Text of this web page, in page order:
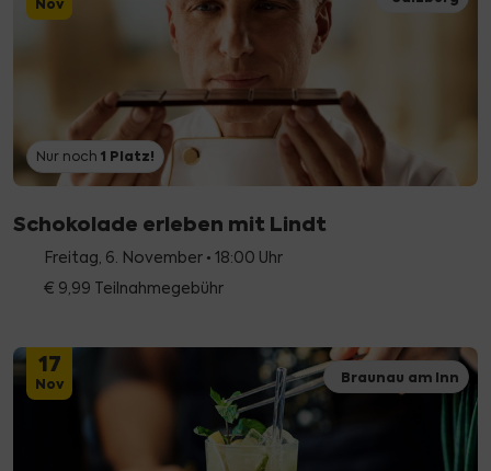
Nov
Nur noch 1 Platz!
Schokolade erleben mit Lindt
Freitag, 6. November • 18:00 Uhr
€ 9,99 Teilnahmegebühr
17
Nov Braunau am Inn